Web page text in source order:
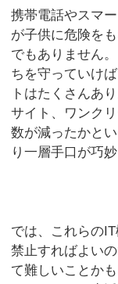
携帯電話やスマ
が子供に危険を
でもありません
ちを守っていけ
トはたくさんあ
サイト、ワンク
数が減ったかと
り一層手口が巧
では、これらの
禁止すればよい
て難しいことか